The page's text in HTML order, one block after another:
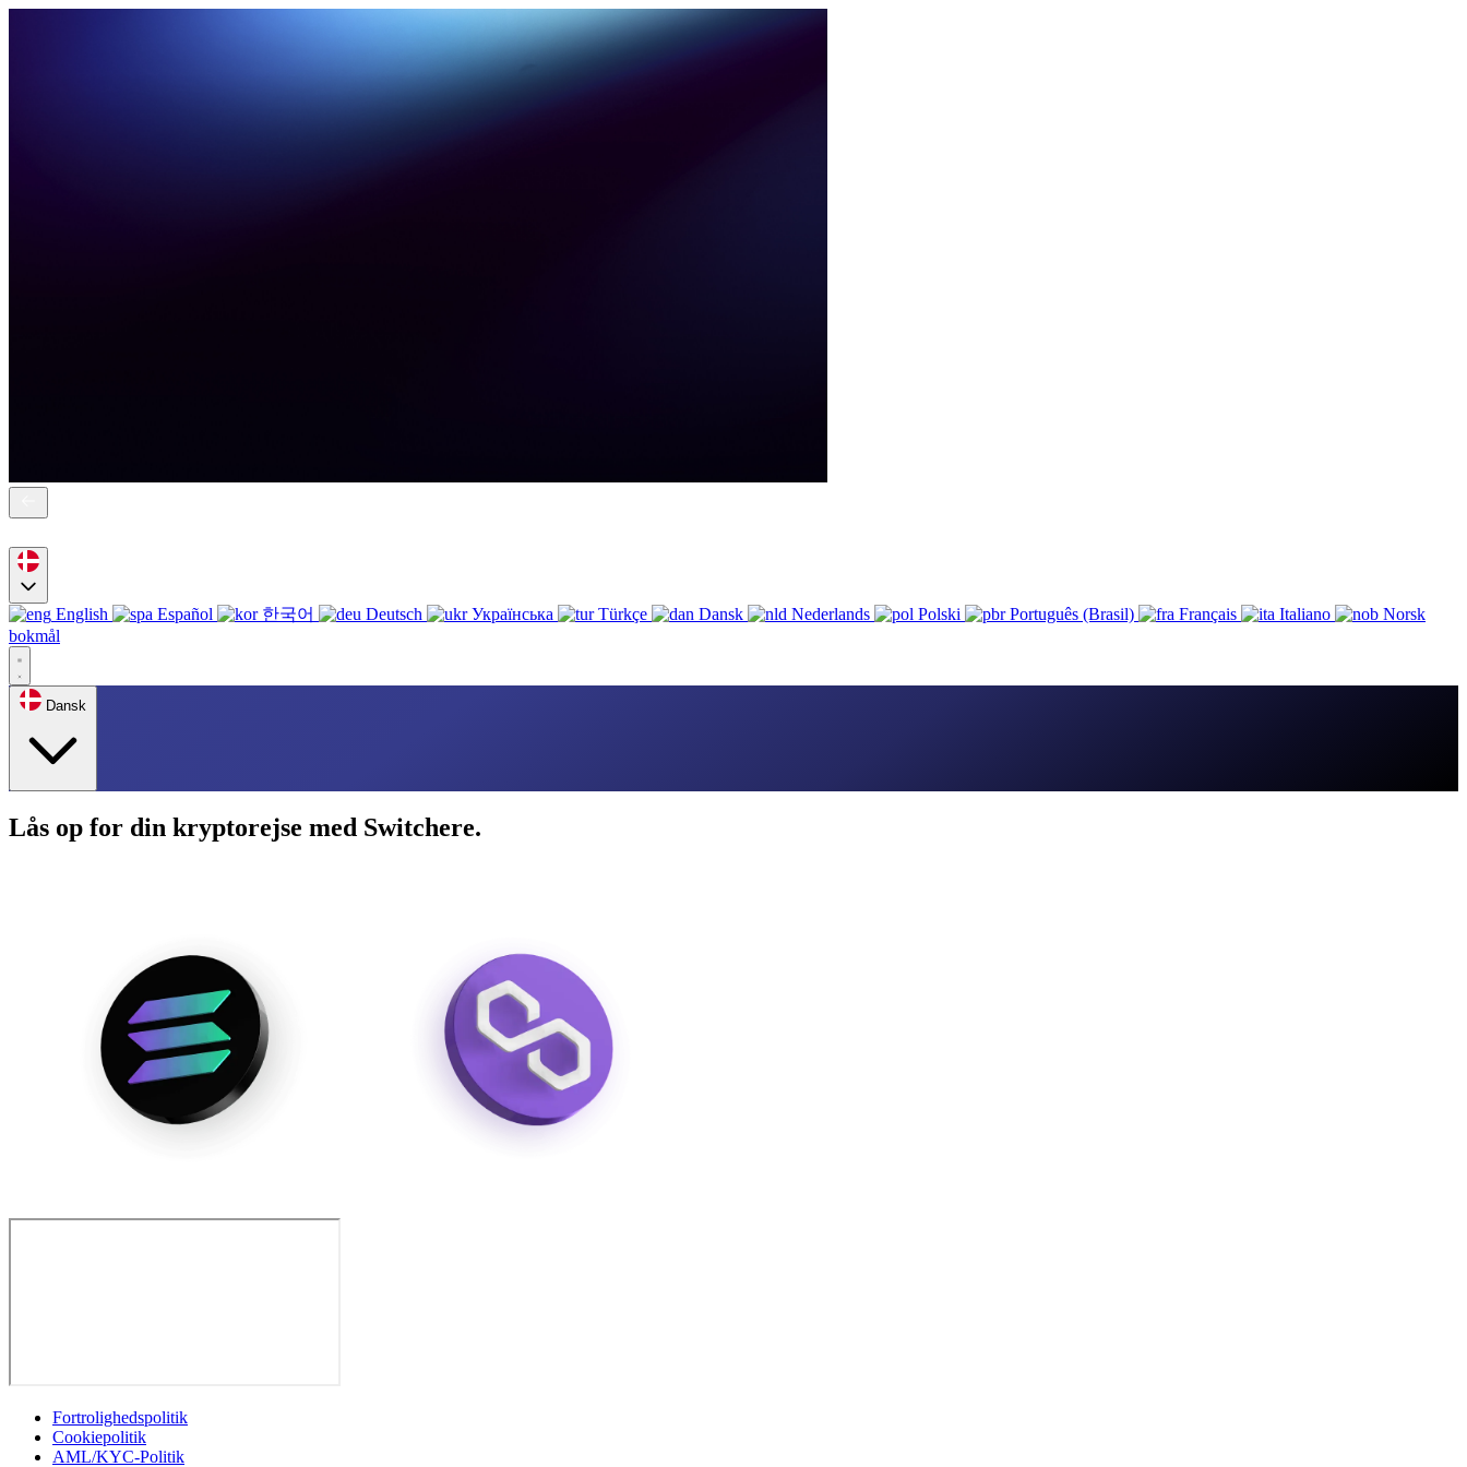
English Español 한국어 Deutsch Українська Türkçe Dansk Nederlands Polski Português (Brasil) Français Italiano
Norsk
bokmål
Dansk
Lås op for din kryptorejse med Switchere.
Fortrolighedspolitik
Cookiepolitik
AML/KYC-Politik